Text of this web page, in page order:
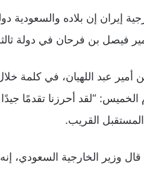
إيران إن بلاده والسعودية
فيصل بن فرحان في دولة
عبد اللهيان، في كلمة
الخميس: “لقد أحرزنا تقدمًا
القريب.
قال وزير الخارجية السعودي،